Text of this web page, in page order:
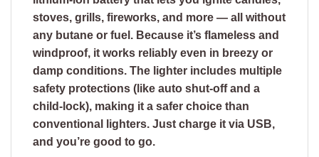
stoves, grills, fireworks, and more — all without
any butane or fuel. Because it’s flameless and
windproof, it works reliably even in breezy or
damp conditions. The lighter includes multiple
safety protections (like auto shut-off and a
child-lock), making it a safer choice than
conventional lighters. Just charge it via USB,
and you’re good to go.